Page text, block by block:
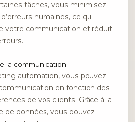
tâches, vous minimisez
humaines, ce qui
votre communication et réduit
la communication
automation, vous pouvez
en fonction des
de vos clients. Grâce à la
de données, vous pouvez